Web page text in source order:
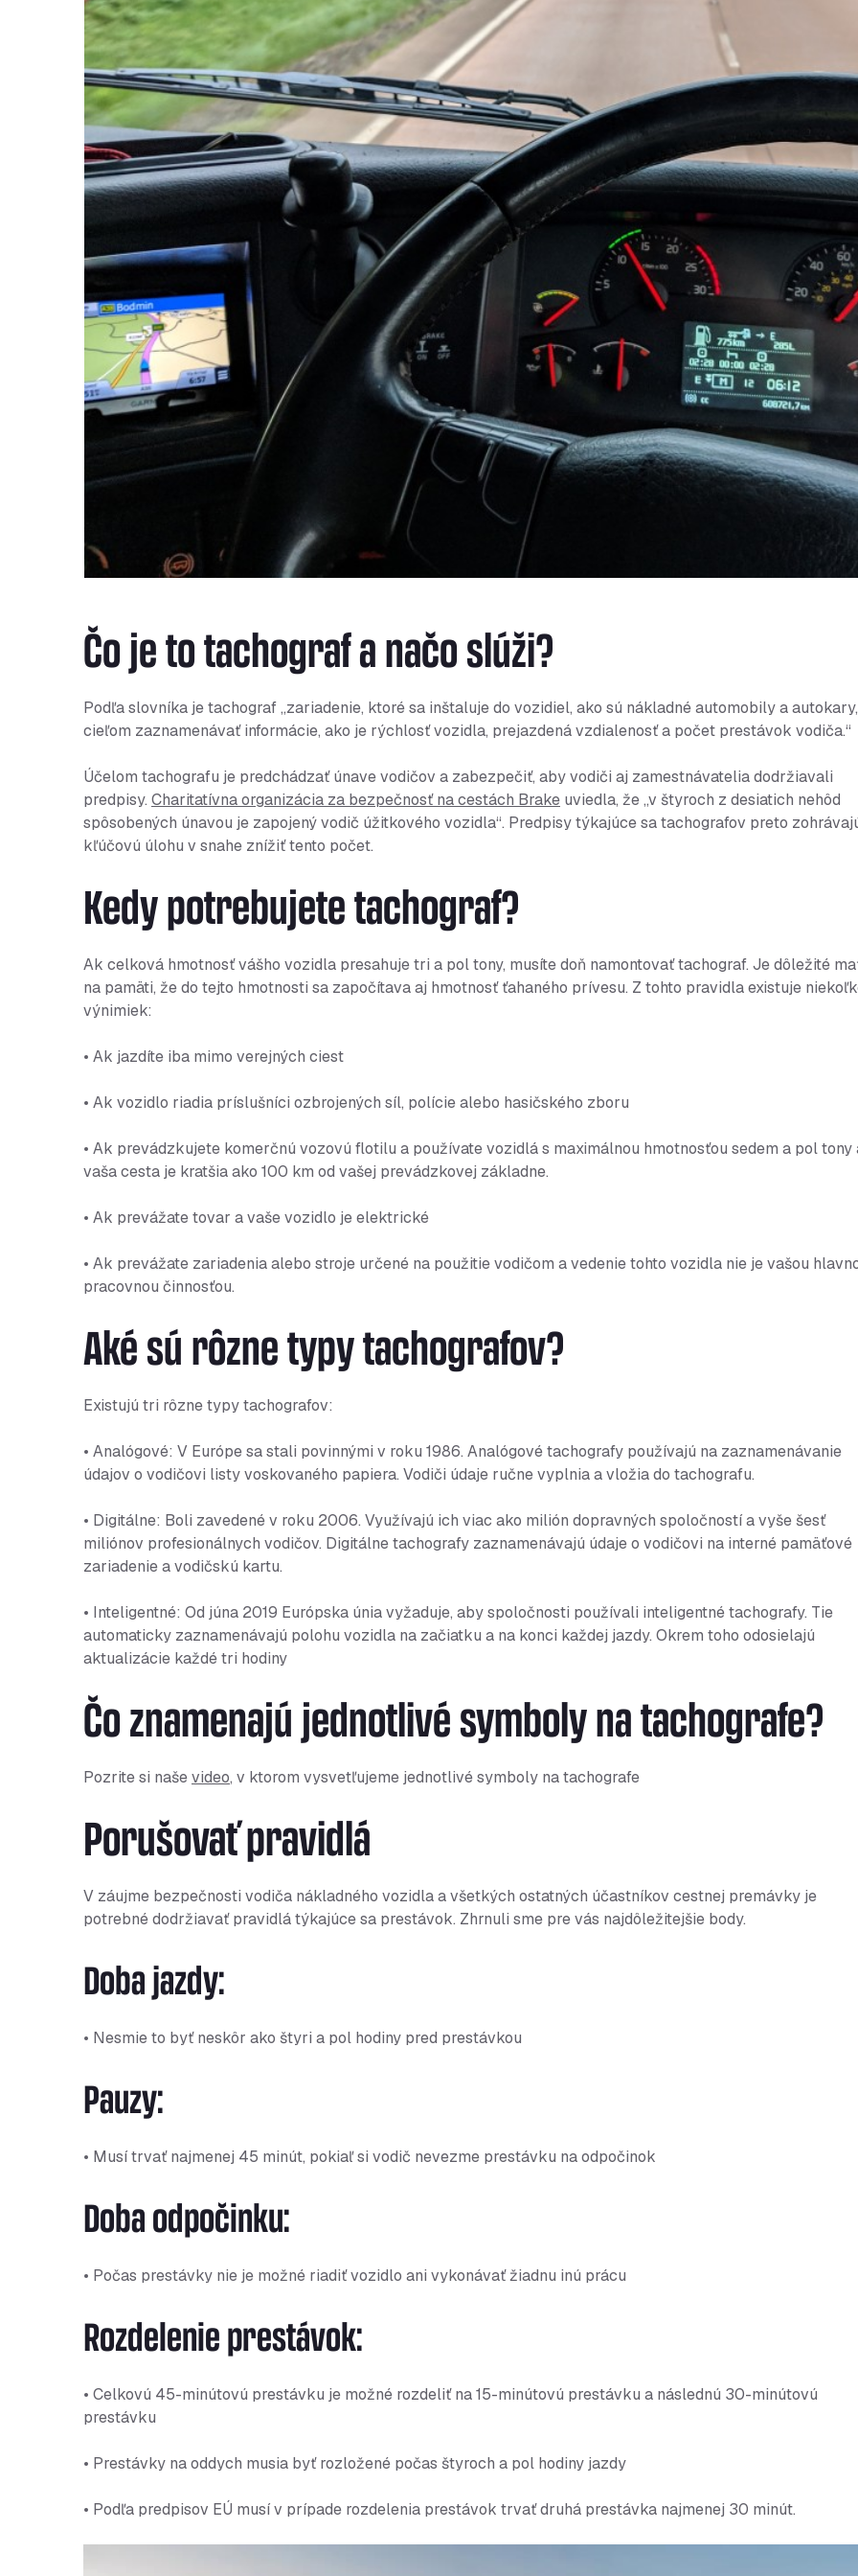
Čo je to tachograf a načo slúži?
Podľa slovníka je tachograf „zariadenie, ktoré sa inštaluje do vozidiel, ako sú nákladné automobily a
cieľom zaznamenávať informácie, ako je rýchlosť vozidla, prejazdená vzdialenosť a počet prestávok vodiča.“
Účelom tachografu je predchádzať únave vodičov a zabezpečiť, aby vodiči aj zamestnávatelia dodržiavali
predpisy. Charitatívna organizácia za bezpečnosť na cestách Brake uviedla, že „v štyroch z desiatich nehôd
spôsobených únavou je zapojený vodič úžitkového vozidla“. Predpisy týkajúce sa tachografov preto
kľúčovú úlohu v snahe znížiť tento počet.
Kedy potrebujete tachograf?
Ak celková hmotnosť vášho vozidla presahuje tri a pol tony, musíte doň namontovať tachograf. Je dôležité
na pamäti, že do tejto hmotnosti sa započítava aj hmotnosť ťahaného prívesu. Z tohto pravidla existuje
výnimiek:
• Ak jazdíte iba mimo verejných ciest
• Ak vozidlo riadia príslušníci ozbrojených síl, polície alebo hasičského zboru
• Ak prevádzkujete komerčnú vozovú flotilu a používate vozidlá s maximálnou hmotnosťou sedem a pol tony
vaša cesta je kratšia ako 100 km od vašej prevádzkovej základne.
• Ak prevážate tovar a vaše vozidlo je elektrické
• Ak prevážate zariadenia alebo stroje určené na použitie vodičom a vedenie tohto vozidla nie je vašou
pracovnou činnosťou.
Aké sú rôzne typy tachografov?
Existujú tri rôzne typy tachografov:
• Analógové: V Európe sa stali povinnými v roku 1986. Analógové tachografy používajú na zaznamenávanie
údajov o vodičovi listy voskovaného papiera. Vodiči údaje ručne vyplnia a vložia do tachografu.
• Digitálne: Boli zavedené v roku 2006. Využívajú ich viac ako milión dopravných spoločností a vyše šesť
miliónov profesionálnych vodičov. Digitálne tachografy zaznamenávajú údaje o vodičovi na interné pamäťové
zariadenie a vodičskú kartu.
• Inteligentné: Od júna 2019 Európska únia vyžaduje, aby spoločnosti používali inteligentné tachografy. Tie
automaticky zaznamenávajú polohu vozidla na začiatku a na konci každej jazdy. Okrem toho odosielajú
aktualizácie každé tri hodiny
Čo znamenajú jednotlivé symboly na tachografe?
Pozrite si naševideo, v ktorom vysvetľujeme jednotlivé symboly na tachografe
Porušovať pravidlá
V záujme bezpečnosti vodiča nákladného vozidla a všetkých ostatných účastníkov cestnej premávky je
potrebné dodržiavať pravidlá týkajúce sa prestávok. Zhrnuli sme pre vás najdôležitejšie body.
Doba jazdy:
• Nesmie to byť neskôr ako štyri a pol hodiny pred prestávkou
Pauzy:
• Musí trvať najmenej 45 minút, pokiaľ si vodič nevezme prestávku na odpočinok
Doba odpočinku:
• Počas prestávky nie je možné riadiť vozidlo ani vykonávať žiadnu inú prácu
Rozdelenie prestávok:
• Celkovú 45-minútovú prestávku je možné rozdeliť na 15-minútovú prestávku a následnú 30-minútovú
prestávku
• Prestávky na oddych musia byť rozložené počas štyroch a pol hodiny jazdy
• Podľa predpisov EÚ musí v prípade rozdelenia prestávok trvať druhá prestávka najmenej 30 minút.